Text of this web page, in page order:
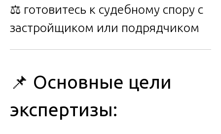
⚖️ готовитесь к судебному спору с
застройщиком или подрядчиком
📌 Основные цели
экспертизы: